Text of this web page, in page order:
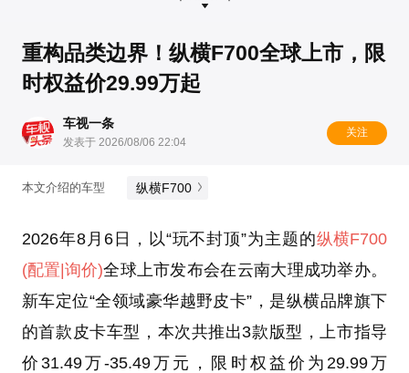
重构品类边界！纵横F700全球上市，限
时权益价29.99万起
车视一条
发表于 2026/08/06 22:04
关注
本文介绍的车型 纵横F700
2026年8月6日，以“玩不封顶”为主题的纵横F700
(配置|询价)全球上市发布会在云南大理成功举办。
新车定位“全领域豪华越野皮卡”，是纵横品牌旗下
的首款皮卡车型，本次共推出3款版型，上市指导
价31.49万-35.49万元，限时权益价为29.99万